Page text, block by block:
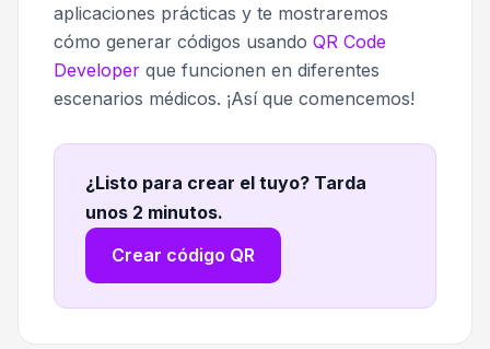
aplicaciones prácticas y te mostraremos
cómo generar códigos usando QR Code
Developer que funcionen en diferentes
escenarios médicos. ¡Así que comencemos!
¿Listo para crear el tuyo? Tarda
unos 2 minutos.
Crear código QR